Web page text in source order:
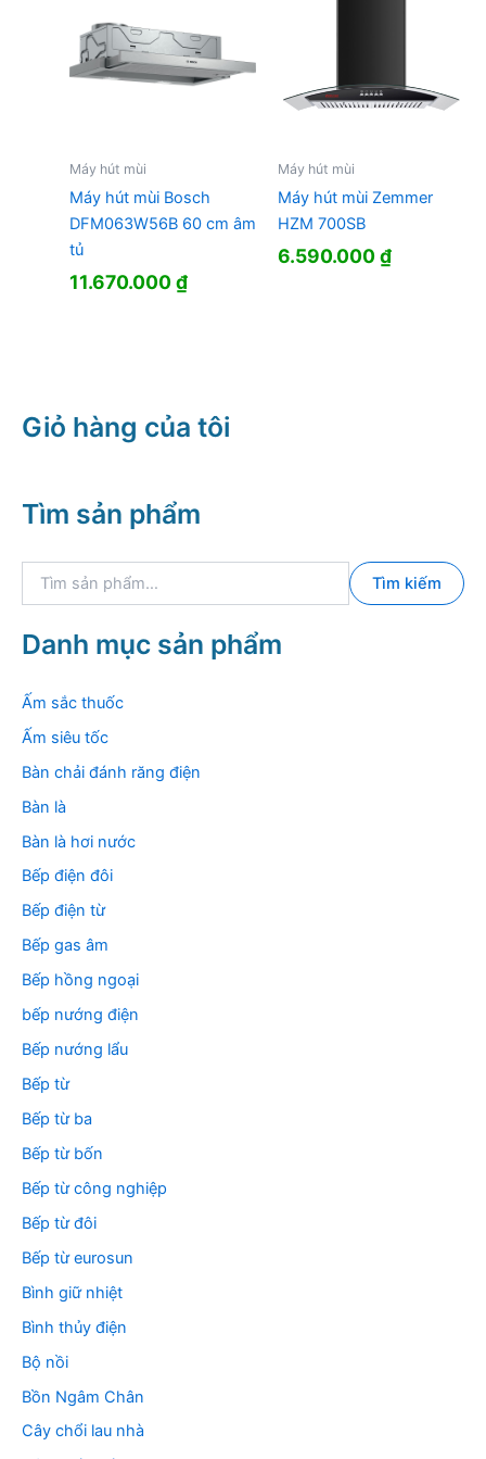
Máy hút mùi
Máy hút mùi Bosch
DFM063W56B 60 cm âm
tủ
11.670.000₫
Máy hút mùi
Máy hút mùi Zemmer
HZM 700SB
6.590.000₫
Giỏ hàng của tôi
Tìm sản phẩm
k
i
m
Tìm kiếm
Danh mục sản phẩm
Ấm sắc thuốc
Ấm siêu tốc
Bàn chải đánh răng điện
Bàn là
Bàn là hơi nước
Bếp điện đôi
Bếp điện từ
Bếp gas âm
Bếp hồng ngoại
bếp nướng điện
Bếp nướng lẩu
Bếp từ
Bếp từ ba
Bếp từ bốn
Bếp từ công nghiệp
Bếp từ đôi
Bếp từ eurosun
Bình giữ nhiệt
Bình thủy điện
Bộ nồi
Bồn Ngâm Chân
Cây chổi lau nhà